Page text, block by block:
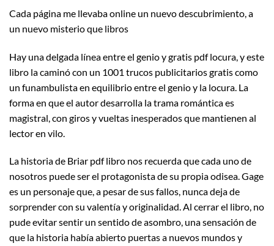
Cada página me llevaba online un nuevo descubrimiento, a
un nuevo misterio que libros
Hay una delgada línea entre el genio y gratis pdf locura, y este
libro la caminó con un 1001 trucos publicitarios gratis como
un funambulista en equilibrio entre el genio y la locura. La
forma en que el autor desarrolla la trama romántica es
magistral, con giros y vueltas inesperados que mantienen al
lector en vilo.
La historia de Briar pdf libro nos recuerda que cada uno de
nosotros puede ser el protagonista de su propia odisea. Gage
es un personaje que, a pesar de sus fallos, nunca deja de
sorprender con su valentía y originalidad. Al cerrar el libro, no
pude evitar sentir un sentido de asombro, una sensación de
que la historia había abierto puertas a nuevos mundos y